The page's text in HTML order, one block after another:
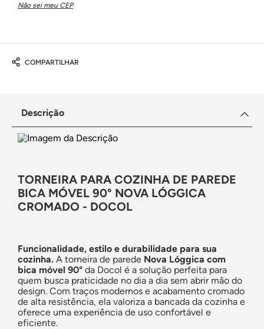
Não sei meu CEP
COMPARTILHAR
Descrição
TORNEIRA PARA COZINHA DE PAREDE
BICA MÓVEL 90° NOVA LÓGGICA
CROMADO - DOCOL
Funcionalidade, estilo e durabilidade para sua
cozinha. A torneira de parede Nova Lóggica com
bica móvel 90° da Docol é a solução perfeita para
quem busca praticidade no dia a dia sem abrir mão do
design. Com traços modernos e acabamento cromado
de alta resistência, ela valoriza a bancada da cozinha e
oferece uma experiência de uso confortável e
eficiente.